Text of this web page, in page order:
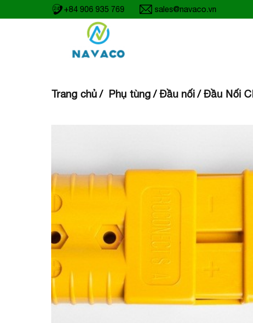
24 +84 906 935 769 sales@navaco.vn
Trang chủ Phụ tùng Đầu nối Đầu Nối